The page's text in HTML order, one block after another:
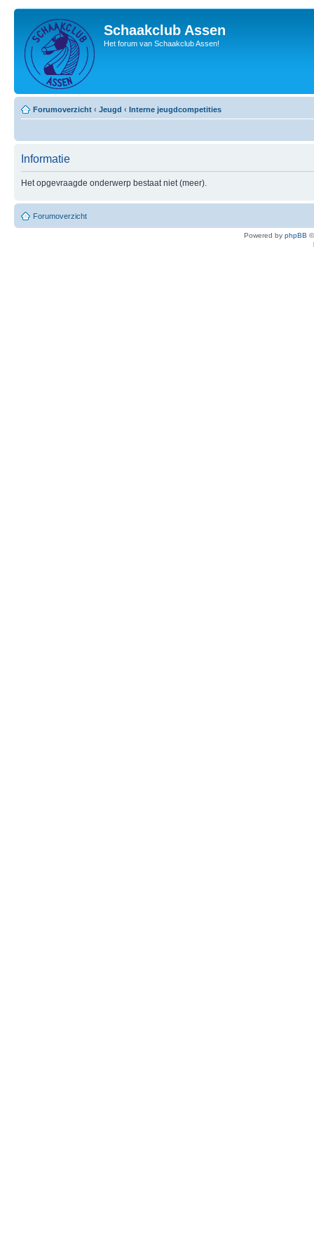
Schaakclub Assen
Het forum van Schaakclub Assen!
Forumoverzicht ‹ Jeugd ‹ Interne jeugdcompetities
Informatie
Het opgevraagde onderwerp bestaat niet (meer).
Forumoverzicht
Powered by phpBB